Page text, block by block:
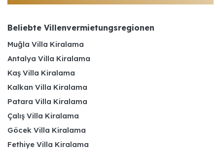
Beliebte Villenvermietungsregionen
Muğla Villa Kiralama
Antalya Villa Kiralama
Kaş Villa Kiralama
Kalkan Villa Kiralama
Patara Villa Kiralama
Çalış Villa Kiralama
Göcek Villa Kiralama
Fethiye Villa Kiralama